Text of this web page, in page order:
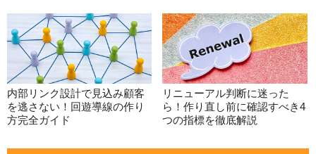
内部リンク設計で見込み顧客
を逃さない！回遊導線の作り
方完全ガイド
リニューアル判断に迷った
ら！作り直し前に確認すべき4
つの指標を徹底解説